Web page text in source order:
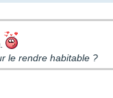
le rendre habitable ?